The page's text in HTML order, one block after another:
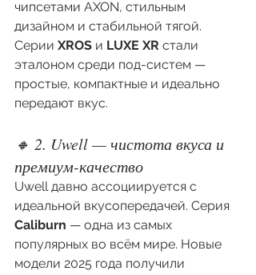
чипсетами AXON, стильным
дизайном и стабильной тягой.
Серии XROS и LUXE XR стали
эталоном среди под-систем —
простые, компактные и идеально
передают вкус.
🔸 2. Uwell — чистота вкуса и
премиум-качество
Uwell давно ассоциируется с
идеальной вкусопередачей. Серия
Caliburn — одна из самых
популярных во всём мире. Новые
модели 2025 года получили